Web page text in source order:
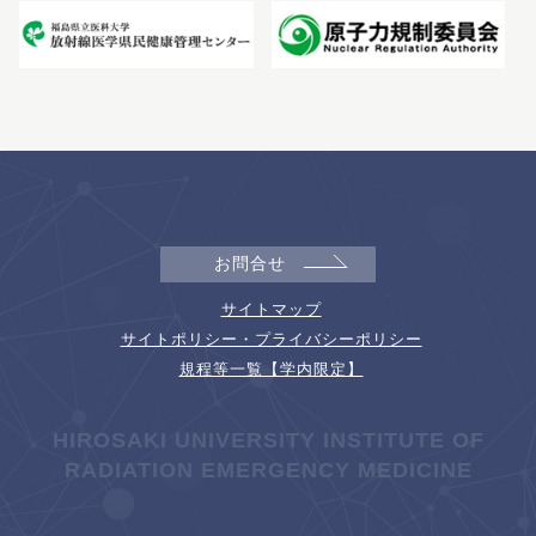
お問合せ
サイトマップ
サイトポリシー・プライバシーポリシー
規程等一覧【学内限定】
HIROSAKI UNIVERSITY INSTITUTE OF
RADIATION EMERGENCY MEDICINE